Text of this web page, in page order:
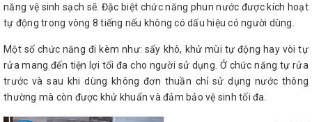
năng vệ sinh sạch sẽ. Đặc biệt chức năng phun nước được kích hoạt
tự động trong vòng 8 tiếng nếu không có dấu hiệu có người dùng.
Một số chức năng đi kèm như: sấy khô, khử mùi tự động hay vòi tự
rửa mang đến tiện lợi tối đa cho người sử dụng. Ở chức năng tự rửa
trước và sau khi dùng không đơn thuần chỉ sử dụng nước thông
thường mà còn được khử khuẩn và đảm bảo vệ sinh tối đa.